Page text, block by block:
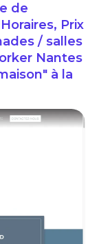
de
Prix
/ salles
Nantes
à la